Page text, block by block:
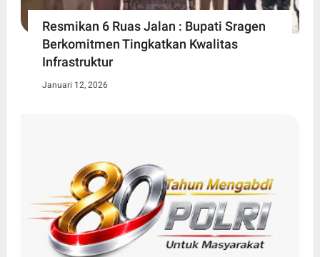
Resmikan 6 Ruas Jalan : Bupati Sragen
Berkomitmen Tingkatkan Kwalitas
Infrastruktur
Januari 12, 2026